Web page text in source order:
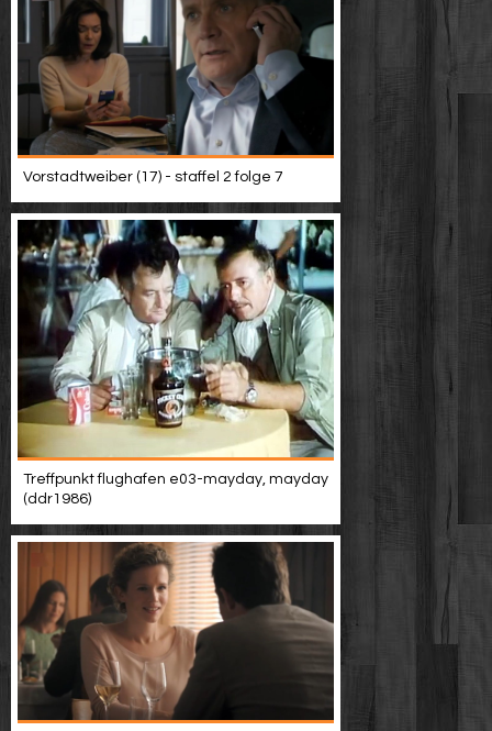
Vorstadtweiber (17) - staffel 2 folge 7
Treffpunkt flughafen e03-mayday, mayday
(ddr1986)